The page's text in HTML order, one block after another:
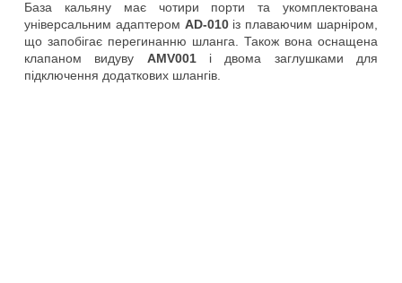
База кальяну має чотири порти та укомплектована
універсальним адаптером AD-010із плаваючим шарніром,
що запобігає перегинанню шланга. Також вона оснащена
клапаном видуву AMV001і двома заглушками для
підключення додаткових шлангів.